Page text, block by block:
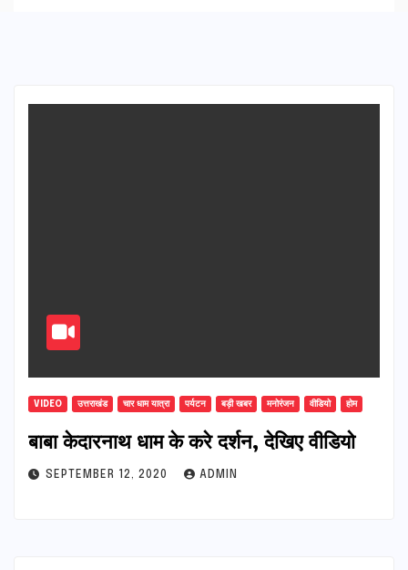
VIDEO उत्तराखंड चार धाम यात्रा पर्यटन बड़ी खबर मनोरंजन वीडियो होम
बाबा केदारनाथ धाम के करे दर्शन, देखिए वीडियो
SEPTEMBER 12, 2020 ADMIN